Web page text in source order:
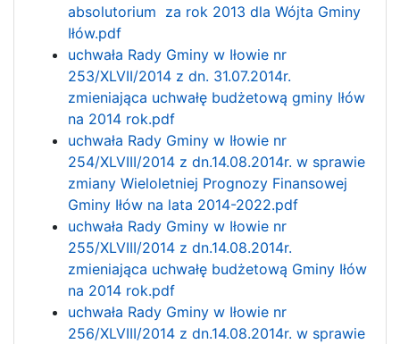
absolutorium za rok 2013 dla Wójta Gminy
Iłów.pdf
uchwała Rady Gminy w Iłowie nr
253/XLVII/2014 z dn. 31.07.2014r.
zmieniająca uchwałę budżetową gminy Iłów
na 2014 rok.pdf
uchwała Rady Gminy w Iłowie nr
254/XLVIII/2014 z dn.14.08.2014r. w sprawie
zmiany Wieloletniej Prognozy Finansowej
Gminy Iłów na lata 2014-2022.pdf
uchwała Rady Gminy w Iłowie nr
255/XLVIII/2014 z dn.14.08.2014r.
zmieniająca uchwałę budżetową Gminy Iłów
na 2014 rok.pdf
uchwała Rady Gminy w Iłowie nr
256/XLVIII/2014 z dn.14.08.2014r. w sprawie